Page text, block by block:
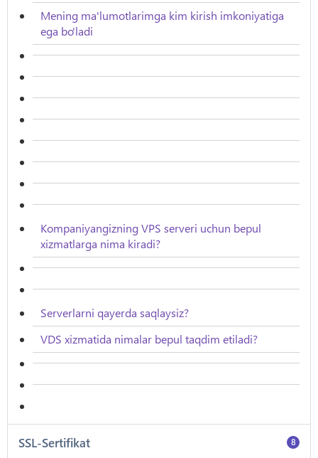
Mening ma'lumotlarimga kim kirish imkoniyatiga
ega bo'ladi
Kompaniyangizning VPS serveri uchun bepul
xizmatlarga nima kiradi?
Serverlarni qayerda saqlaysiz?
VDS xizmatida nimalar bepul taqdim etiladi?
SSL-Sertifikat 8